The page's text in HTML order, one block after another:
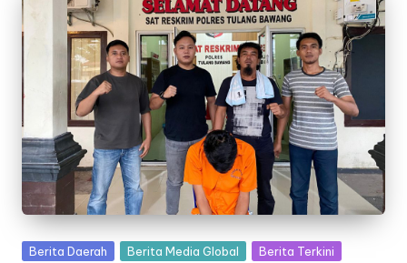
Posted
Berita Daerah Berita Media Global Berita Terkini